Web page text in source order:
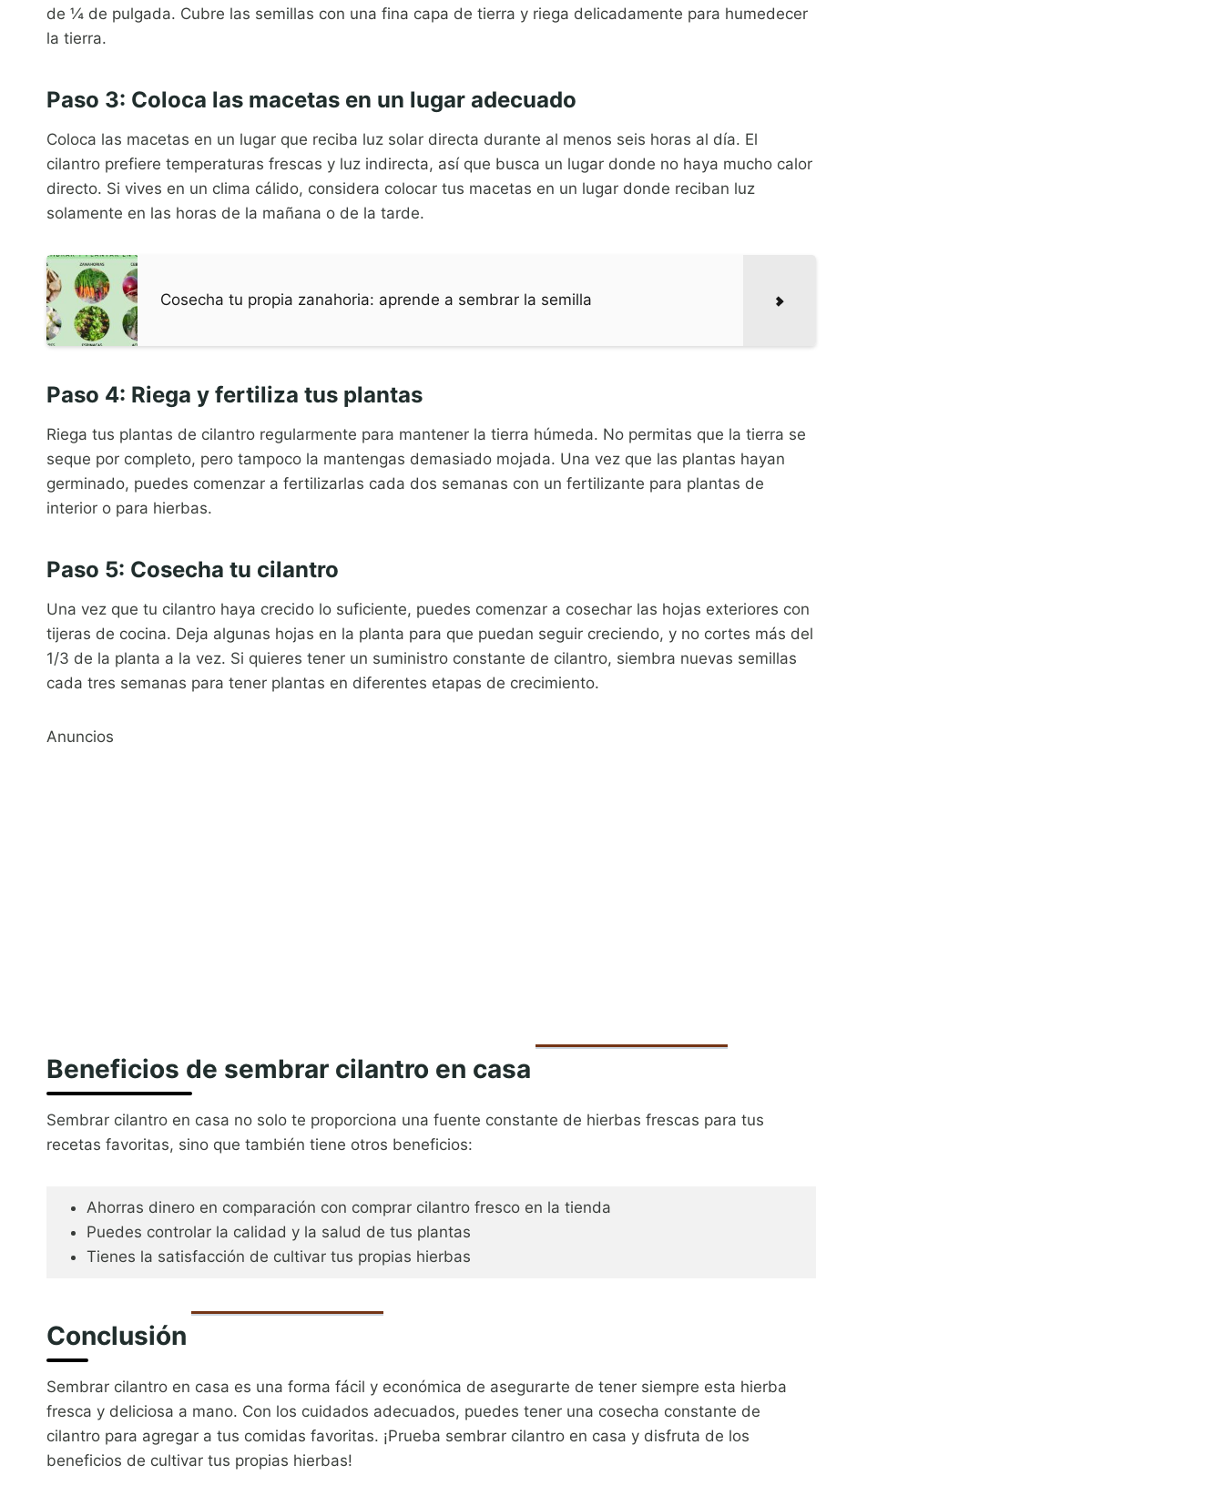
de ¼ de pulgada. Cubre las semillas con una fina capa de tierra y riega delicadamente para humedecer
la tierra.
Paso 3: Coloca las macetas en un lugar adecuado
Coloca las macetas en un lugar que reciba luz solar directa durante al menos seis horas al día. El
cilantro prefiere temperaturas frescas y luz indirecta, así que busca un lugar donde no haya mucho calor
directo. Si vives en un clima cálido, considera colocar tus macetas en un lugar donde reciban luz
solamente en las horas de la mañana o de la tarde.
Cosecha tu propia zanahoria: aprende a sembrar la semilla
Paso 4: Riega y fertiliza tus plantas
Riega tus plantas de cilantro regularmente para mantener la tierra húmeda. No permitas que la tierra se
seque por completo, pero tampoco la mantengas demasiado mojada. Una vez que las plantas hayan
germinado, puedes comenzar a fertilizarlas cada dos semanas con un fertilizante para plantas de
interior o para hierbas.
Paso 5: Cosecha tu cilantro
Una vez que tu cilantro haya crecido lo suficiente, puedes comenzar a cosechar las hojas exteriores con
tijeras de cocina. Deja algunas hojas en la planta para que puedan seguir creciendo, y no cortes más del
1/3 de la planta a la vez. Si quieres tener un suministro constante de cilantro, siembra nuevas semillas
cada tres semanas para tener plantas en diferentes etapas de crecimiento.
Anuncios
Beneficios de sembrar cilantro en casa
Sembrar cilantro en casa no solo te proporciona una fuente constante de hierbas frescas para tus
recetas favoritas, sino que también tiene otros beneficios:
Ahorras dinero en comparación con comprar cilantro fresco en la tienda
Puedes controlar la calidad y la salud de tus plantas
Tienes la satisfacción de cultivar tus propias hierbas
Conclusión
Sembrar cilantro en casa es una forma fácil y económica de asegurarte de tener siempre esta hierba
fresca y deliciosa a mano. Con los cuidados adecuados, puedes tener una cosecha constante de
cilantro para agregar a tus comidas favoritas. ¡Prueba sembrar cilantro en casa y disfruta de los
beneficios de cultivar tus propias hierbas!